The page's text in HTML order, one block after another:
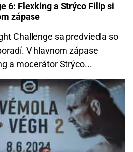
6: Flexking a Strýco Filip si
zápase
Challenge sa predviedla so
V hlavnom zápase
a moderátor Strýco...